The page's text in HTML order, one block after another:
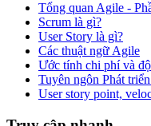
Tổng quan Agile -
Scrum là gì?
User Story là gì?
Các thuật ngữ Agile
Ước tính chi phí và
Tuyên ngôn Phát
User story point,